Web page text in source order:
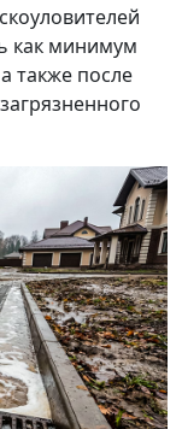
как минимум
также после